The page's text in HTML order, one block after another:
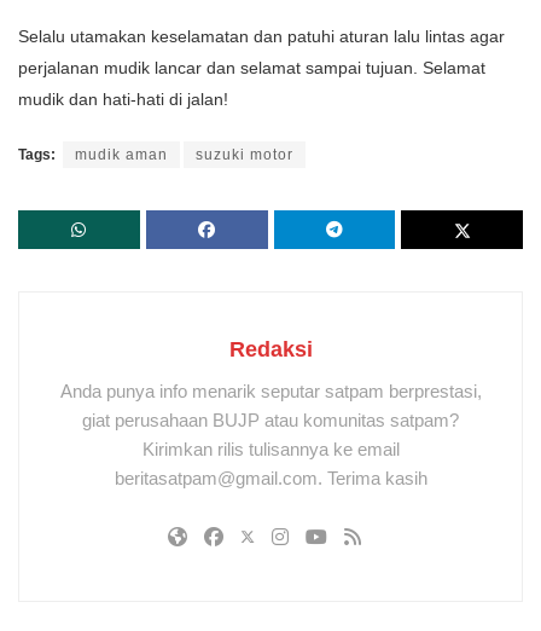
Selalu utamakan keselamatan dan patuhi aturan lalu lintas agar
perjalanan mudik lancar dan selamat sampai tujuan. Selamat
mudik dan hati-hati di jalan!
Tags: mudik aman suzuki motor
Redaksi
Anda punya info menarik seputar satpam berprestasi,
giat perusahaan BUJP atau komunitas satpam?
Kirimkan rilis tulisannya ke email
beritasatpam@gmail.com. Terima kasih